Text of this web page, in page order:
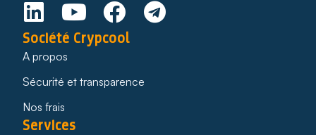
Société Crypcool
A propos
Sécurité et transparence
Nos frais
Services